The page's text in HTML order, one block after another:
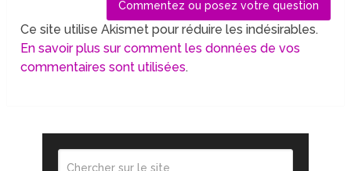
Ce site utilise Akismet pour réduire les indésirables.
En savoir plus sur comment les données de vos
commentaires sont utilisées.